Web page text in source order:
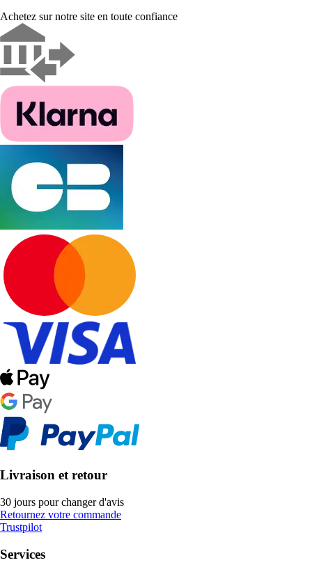
Achetez sur notre site en toute confiance
Livraison et retour
30 jours pour changer d'avis
Retournez votre commande
Trustpilot
Services